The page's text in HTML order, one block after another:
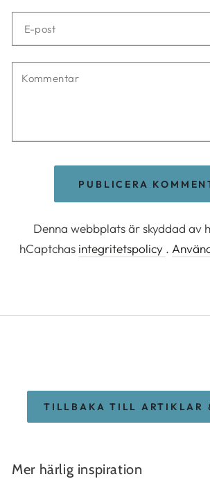
post
Kommentar
PUBLICERA
Denna webbplats är skyddad av
hCaptchas integritetspolicy .
TILLBAKA TILL ARTIKLAR
Mer härlig inspiration